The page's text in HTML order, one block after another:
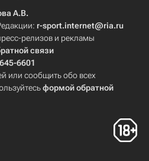
А.В.
r-sport.internet@ria.ru
релизов и рекламы
связи
6601
или сообщить обо всех
формой обратной